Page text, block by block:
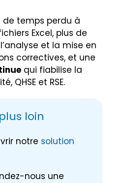
de temps perdu à
Excel, plus de
et la mise en
correctives, et une
qui fiabilise la
QHSE et RSE.
loin
notre solution
nous une